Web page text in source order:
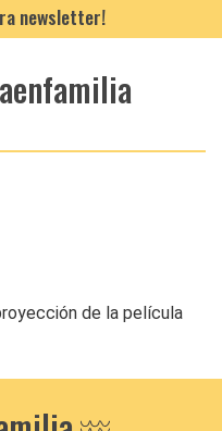
newsletter!
de la película